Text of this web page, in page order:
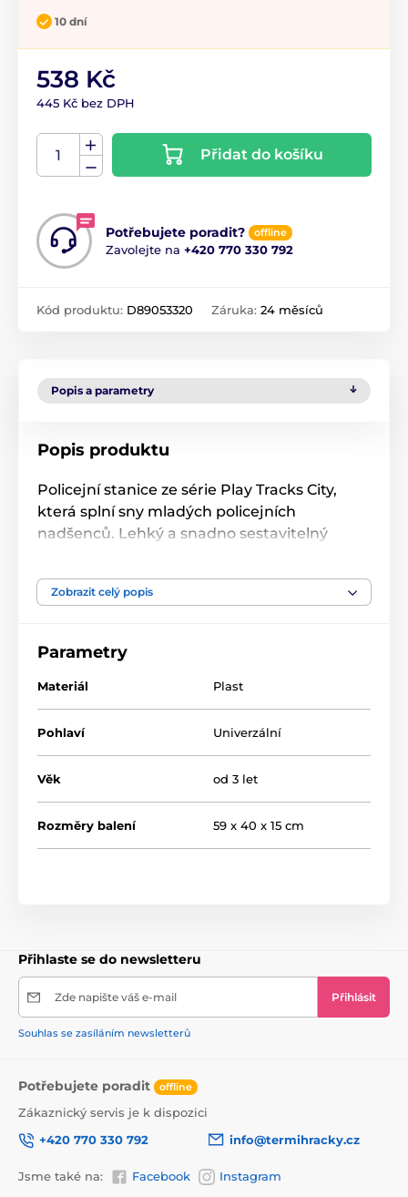
10 dní
538 Kč
445 Kč bez DPH
Přidat do košíku
Potřebujete poradit? offline
Zavolejte na +420 770 330 792
Kód produktu: D89053320 Záruka: 24 měsíců
Popis a parametry
Popis produktu
Policejní stanice ze série Play Tracks City,
která splní sny mladých policejních
nadšenců. Lehký a snadno sestavitelný
různých tvarů a poskytnout vašemu dítěti
spoustu radosti a hodin skvělé zábavy.
Zobrazit celý popis
Parametry
Materiál Plast
Pohlaví Univerzální
Věk od 3 let
Rozměry balení 59 x 40 x 15 cm
Přihlaste se do newsletteru
Zde napište váš e-mail Přihlásit
Souhlas se zasíláním newsletterů
Potřebujete poradit offline
Zákaznický servis je k dispozici
+420 770 330 792
info@termihracky.cz
Jsme také na: Facebook Instagram